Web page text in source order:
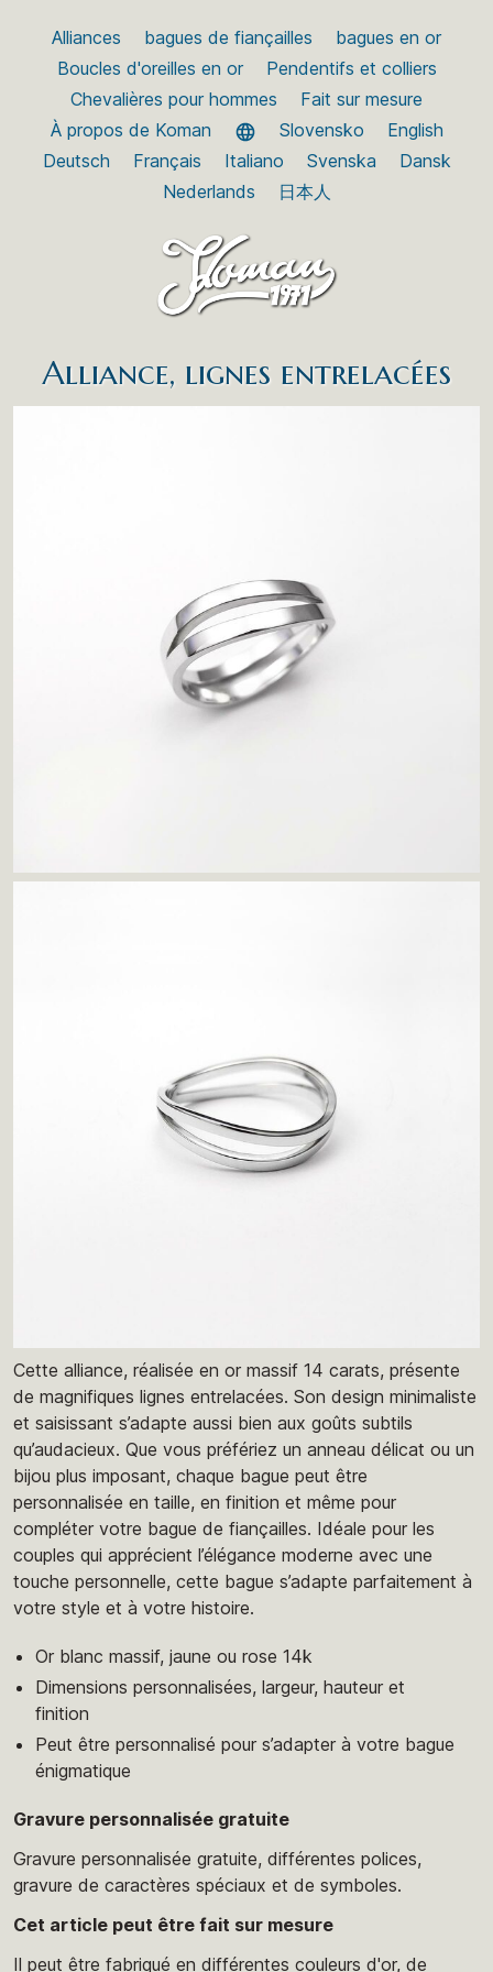
Alliances bagues de fiançailles
bagues en or
Boucles d'oreilles en or
Pendentifs et colliers
Chevalières pour hommes
Fait sur mesure
À propos de Koman
Slovensko
English
Deutsch
Français Italiano Svenska
Dansk
Nederlands
日本人
Alliance, lignes entrelacées
Cette alliance, réalisée en or massif 14 carats, présente
de magnifiques lignes entrelacées. Son design minimaliste
et saisissant s’adapte aussi bien aux goûts subtils
qu’audacieux. Que vous préfériez un anneau délicat ou un
bijou plus imposant, chaque bague peut être
personnalisée en taille, en finition et même pour
compléter votre bague de fiançailles. Idéale pour les
couples qui apprécient l’élégance moderne avec une
touche personnelle, cette bague s’adapte parfaitement à
votre style et à votre histoire.
Or blanc massif, jaune ou rose 14k
Dimensions personnalisées, largeur, hauteur et
finition
Peut être personnalisé pour s’adapter à votre bague
énigmatique
Gravure personnalisée gratuite
Gravure personnalisée gratuite, différentes polices,
gravure de caractères spéciaux et de symboles.
Cet article peut être fait sur mesure
Il peut être fabriqué en différentes couleurs d'or, de